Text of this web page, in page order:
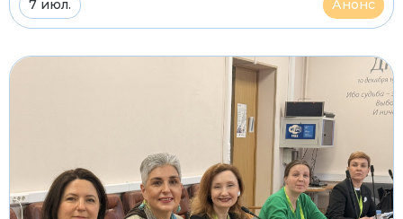
7 июл. Анонс